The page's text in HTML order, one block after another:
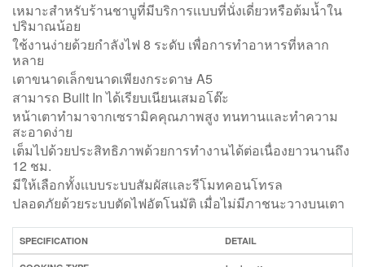
เหมาะสำหรับร้านชาบูที่มีบริการเเบบที่นั่งเดี่ยวหรือต้มน้ำใน
ปริมาณน้อย
ใช้งานง่ายด้วยกำลังไฟ 8 ระดับ เพื่อการทำอาหารที่หลาก
หลาย
เตาขนาดเล็กขนาดเพียงกระดาษ A5
สามารถ Built In ได้เรียบเนียนเสมอโต๊ะ
หน้าเตาทำมาจากเซรามิคคุณภาพสูง ทนทานและทำความ
สะอาดง่าย
เต็มไปด้วยประสิทธิภาพด้วยการทำงานได้ต่อเนื่องยาวนานถึง
12 ชม.
มีให้เลือกทั้งเเบบระบบสัมผัสเเละรีโมทคอนโทรล
ปลอดภัยด้วยระบบตัดไฟอัตโนมัติ เมื่อไม่มีภาชนะวางบนเตา
SPECIFICATION DETAIL